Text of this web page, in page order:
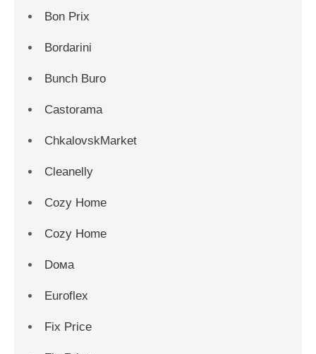
Bon Prix
Bordarini
Bunch Buro
Castorama
ChkalovskMarket
Cleanelly
Cozy Home
Cozy Home
Dома
Euroflex
Fix Price